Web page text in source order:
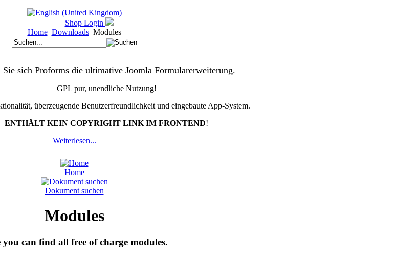
Shop Login
Home Downloads Modules
Sie sich Proforms die ultimative Joomla Formularerweiterung.
GPL pur, unendliche Nutzung!
überzeugende Benutzerfreundlichkeit und eingebaute App-System.
ENTHÄLT KEIN COPYRIGHT LINK IM FRONTEND!
Weiterlesen...
Home
Dokument suchen
Modules
you can find all free of charge modules.